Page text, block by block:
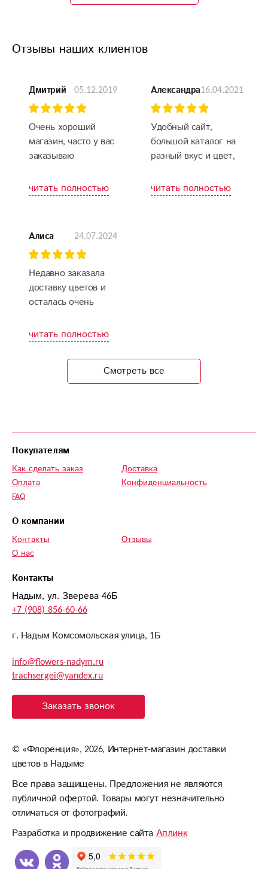
Отзывы наших клиентов
Дмитрий 05.12.2019
Очень хороший
магазин, часто у вас
заказываю
читать полностью
Александра16.04.2021
Удобный сайт,
большой каталог на
разный вкус и цвет,
это красота цветов и
их бесподобный
читать полностью
Алиса 24.07.2024
Недавно заказала
доставку цветов и
осталась очень
Букет был свежим,
красивым и
ароматным.
быстро, а курьер
Рекомендую этот
сервис всем, кто
близких цветами!
читать полностью
Смотреть все
Контакты
Надым, ул. Зверева 46Б
+7 (908) 856-60-66
г. Надым Комсомольская улица, 1Б
info@flowers-nadym.ru
trachsergei@yandex.ru
Заказать звонок
Покупателям
Как сделать заказ
Оплата
FAQ
Доставка
Конфиденциальность
О компании
Контакты
О нас
Отзывы
© «Флоренция», 2026, Интернет-магазин доставки
цветов в Надыме
Все права защищены. Предложения не являются
публичной офертой. Товары могут незначительно
отличаться от фотографий.
Разработка и продвижение сайтаАплинк